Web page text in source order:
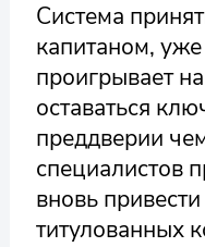
Система
капитаном,
проигрывает
оставаться
преддверии
специалистов
вновь
титулованных